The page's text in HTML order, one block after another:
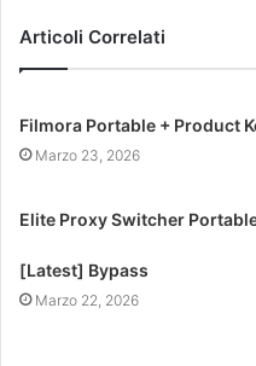
Articoli Correlati
Filmora Portable + Product
Marzo 23, 2026
Elite Proxy Switcher
[Latest] Bypass
Marzo 22, 2026